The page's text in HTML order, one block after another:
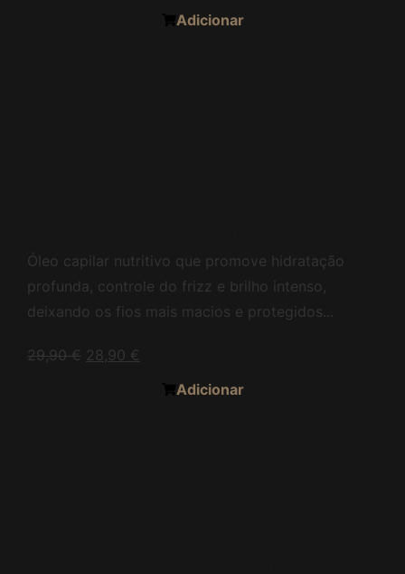
Adicionar
Óleo capilar nutritivo que promove hidratação
profunda, controle do frizz e brilho intenso,
deixando os fios mais macios e protegidos...
29,90€ 28,90 €
Adicionar